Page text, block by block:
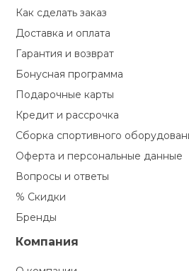
Как сделать заказ
Доставка и оплата
Гарантия и возврат
Бонусная программа
Подарочные карты
Кредит и рассрочка
Сборка спортивного
Оферта и персональные данные
Вопросы и ответы
% Скидки
Бренды
Компания